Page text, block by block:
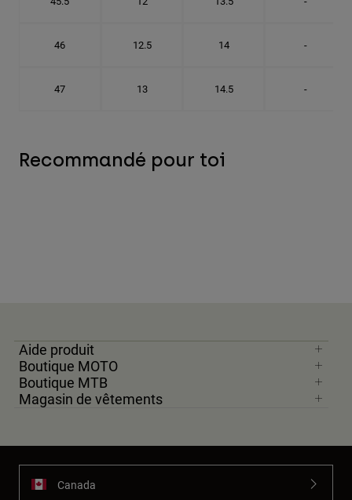
46 12.5 14 -
47 13 14.5 -
Recommandé pour toi
Aide produit
Boutique MOTO
Boutique MTB
Magasin de vêtements
Canada